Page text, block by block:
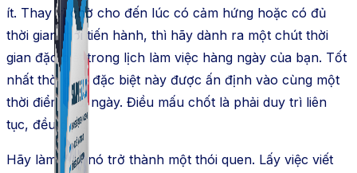
ít. Thay vì chờ cho đến lúc có cảm hứng hoặc có đủ
thời gian mới tiến hành, thì hãy dành ra một chút thời
gian đặc biệt trong lịch làm việc hàng ngày của bạn. Tốt
nhất thời gian đặc biệt này được ấn định vào cùng một
thời điểm mỗi ngày. Điều mấu chốt là phải duy trì liên
tục, đều đặn.
Hãy làm cho nó trở thành một thói quen. Lấy việc viết